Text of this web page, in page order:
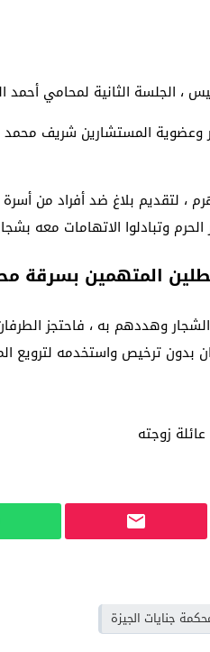
المستشارين شريف
لتقديم بلاغ ضد أفراد من أسرة
وتبادلوا الاتهامات معه
الشجار وهددهم به ، فاحتجز
بدون ترخيص واستخدمه لترويع
زوجته
جنايات الجيزة